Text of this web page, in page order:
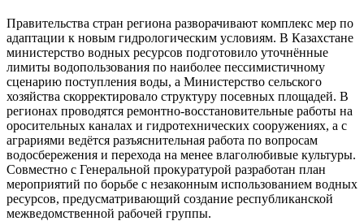
Правительства стран региона разворачивают комплекс мер по
адаптации к новым гидрологическим условиям. В Казахстане
министерство водных ресурсов подготовило уточнённые
лимиты водопользования по наиболее пессимистичному
сценарию поступления воды, а Министерство сельского
хозяйства скорректировало структуру посевных площадей. В
регионах проводятся ремонтно-восстановительные работы на
оросительных каналах и гидротехнических сооружениях, а с
аграриями ведётся разъяснительная работа по вопросам
водосбережения и перехода на менее влаголюбивые культуры.
Совместно с Генеральной прокуратурой разработан план
мероприятий по борьбе с незаконным использованием водных
ресурсов, предусматривающий создание республиканской
межведомственной рабочей группы.